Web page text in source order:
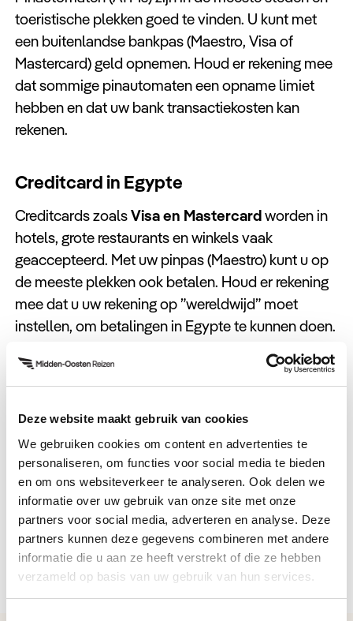
Deze website maakt gebruik van cookies
We gebruiken cookies om content en advertenties te
personaliseren, om functies voor social media te bieden
en om ons websiteverkeer te analyseren. Ook delen we
informatie over uw gebruik van onze site met onze
partners voor social media, adverteren en analyse. Deze
partners kunnen deze gegevens combineren met andere
informatie die u aan ze heeft verstrekt of die ze hebben
verzameld op basis van uw gebruik van hun services.
toeristische plekken goed te vinden. U kunt met
een buitenlandse bankpas (Maestro, Visa of
Mastercard) geld opnemen. Houd er rekening mee
dat sommige pinautomaten een opname limiet
hebben en dat uw bank transactiekosten kan
rekenen.
Creditcard in Egypte
Creditcards zoalsVisa en Mastercardworden in
hotels, grote restaurants en winkels vaak
geaccepteerd. Met uw pinpas (Maestro) kunt u op
de meeste plekken ook betalen. Houd er rekening
mee dat u uw rekening op ”wereldwijd” moet
instellen, om betalingen in Egypte te kunnen doen.
U kunt euro’s of dollars wisselen bij banken,
wisselkoersen kunnen per locatie verschillen, dus
het is verstandig om deze vooraf te controleren.
Het is niet gebruikelijk om in euro’s of dollars te
betalen, dus zorg ervoor dat u voldoende
Egyptische ponden bij u heeft.